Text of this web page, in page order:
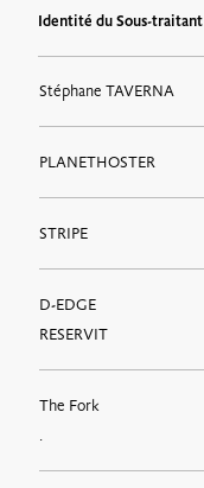
Identité du Sous-traitant
Stéphane TAVERNA
PLANETHOSTER
STRIPE
D-EDGE
RESERVIT
The Fork
.